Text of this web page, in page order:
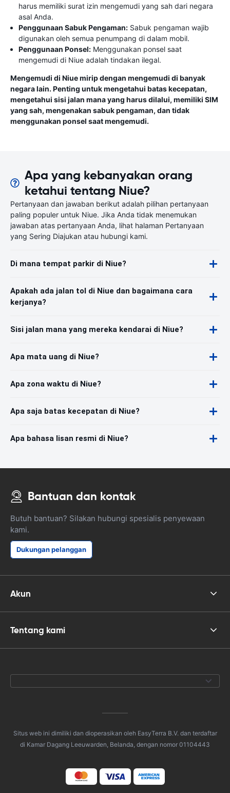
harus memiliki surat izin mengemudi yang sah dari negara
asal Anda.
Penggunaan Sabuk Pengaman: Sabuk pengaman wajib
digunakan oleh semua penumpang di dalam mobil.
Penggunaan Ponsel: Menggunakan ponsel saat
mengemudi di Niue adalah tindakan ilegal.
Mengemudi di Niue mirip dengan mengemudi di banyak
negara lain. Penting untuk mengetahui batas kecepatan,
mengetahui sisi jalan mana yang harus dilalui, memiliki SIM
yang sah, mengenakan sabuk pengaman, dan tidak
menggunakan ponsel saat mengemudi.
Apa yang kebanyakan orang
ketahui tentang Niue?
Pertanyaan dan jawaban berikut adalah pilihan pertanyaan
paling populer untuk Niue. Jika Anda tidak menemukan
jawaban atas pertanyaan Anda, lihat halaman Pertanyaan
yang Sering Diajukan atau hubungi kami.
Di mana tempat parkir di Niue?
Apakah ada jalan tol di Niue dan bagaimana cara
kerjanya?
Sisi jalan mana yang mereka kendarai di Niue?
Apa mata uang di Niue?
Apa zona waktu di Niue?
Apa saja batas kecepatan di Niue?
Apa bahasa lisan resmi di Niue?
Bantuan dan kontak
Butuh bantuan? Silakan hubungi spesialis penyewaan
kami.
Dukungan pelanggan
Akun
Tentang kami
Situs web ini dimiliki dan dioperasikan oleh EasyTerra B.V. dan terdaftar
di Kamar Dagang Leeuwarden, Belanda, dengan nomor 01104443